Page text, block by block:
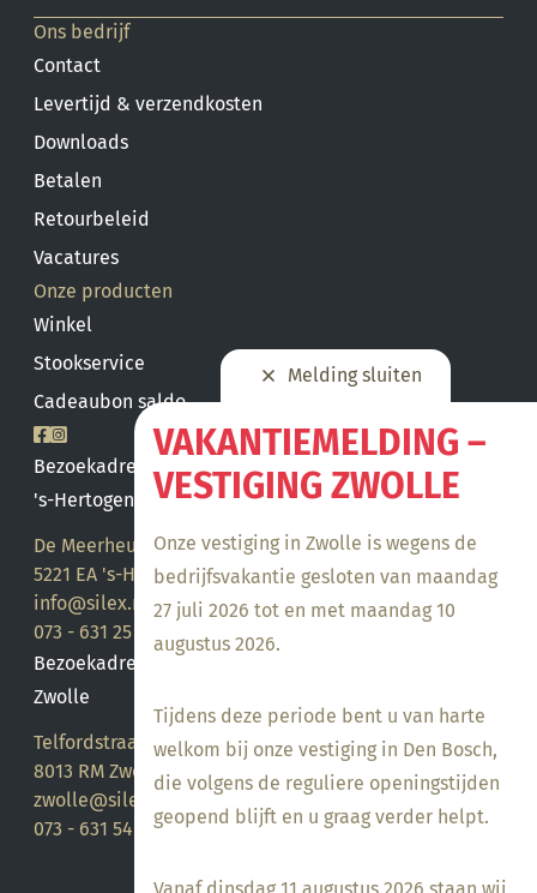
Melding sluiten
VAKANTIEMELDING –
VESTIGING ZWOLLE
Onze vestiging in Zwolle is wegens de
bedrijfsvakantie gesloten van maandag
27 juli 2026 tot en met maandag 10
augustus 2026.
Tijdens deze periode bent u van harte
welkom bij onze vestiging in Den Bosch,
die volgens de reguliere openingstijden
geopend blijft en u graag verder helpt.
Ons bedrijf
Contact
Levertijd & verzendkosten
Downloads
Betalen
Retourbeleid
Vacatures
Onze producten
Winkel
Stookservice
Cadeaubon saldo
Bezoekadres
's-Hertogenbosch
De Meerheuvel 21
5221 EA 's-Hertogenbosch
info@silex.nl
073 - 631 25 28
Bezoekadres
Zwolle
Telfordstraat 14
8013 RM Zwolle
zwolle@silex.nl
073 - 631 54 05